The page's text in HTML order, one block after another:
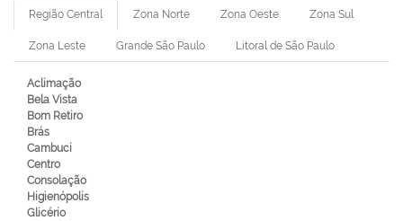
Região Central Zona Norte Zona Oeste Zona Sul
Zona Leste Grande São Paulo Litoral de São Paulo
Aclimação
Bela Vista
Bom Retiro
Brás
Cambuci
Centro
Consolação
Higienópolis
Glicério